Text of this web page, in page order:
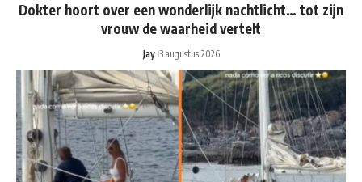
Dokter hoort over een wonderlijk nachtlicht… tot zijn
vrouw de waarheid vertelt
Jay 3 augustus 2026